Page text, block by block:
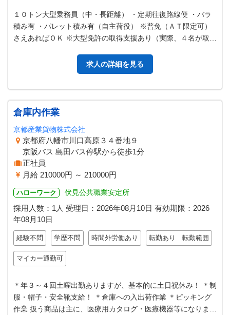
１０トン大型乗務員（中・長距離） ・定期往復路線便 ・バラ
積み有 ・パレット積み有（自主荷役） ※普免（ＡＴ限定可）
さえあればＯＫ ※大型免許の取得支援あり（実際、４名が取得
求人の詳細を見る
倉庫内作業
京都産業貨物株式会社
京都府八幡市川口高原３４番地９
京阪バス 島田バス停駅から徒歩1分
正社員
月給 210000円 ～ 210000円
ハローワーク 伏見公共職業安定所
採用人数：1人 受理日： 2026年08月10日 有効期限： 2026
年08月10日
経験不問 学歴不問 時間外労働あり 転勤あり 転勤範囲
マイカー通勤可
＊年３～４回土曜出勤ありますが、基本的に土日祝休み！ ＊制
服・帽子・安全靴支給！ ＊倉庫への入出荷作業 ＊ピッキング
作業 扱う商品は主に、医療用カタログ・医療機器等になります